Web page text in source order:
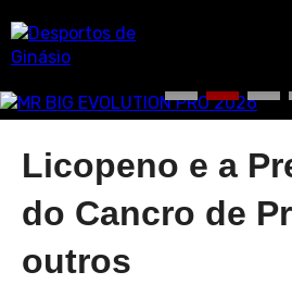
Licopeno e a
do Cancro de
outros